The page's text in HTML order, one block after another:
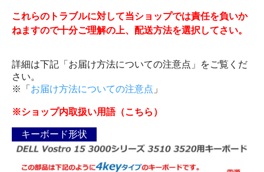
これらのトラブルに対して当ショップでは責任を負いか
ねますので十分ご理解の上、配送方法を選択してさい。
詳細は下記「お届け方法についての注意点」をご覧くだ
さい。
※「 お届け方法についての注意点 」
※ショップ内取扱い用語（こちら）
キーボード形状